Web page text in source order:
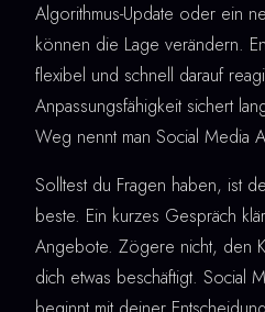
Algorithmus-Update oder ein
können die Lage verändern.
flexibel und schnell darauf
Anpassungsfähigkeit sichert
Weg nennt man Social Media
Solltest du Fragen haben, ist
beste. Ein kurzes Gespräch
Angebote. Zögere nicht, den
dich etwas beschäftigt. Social